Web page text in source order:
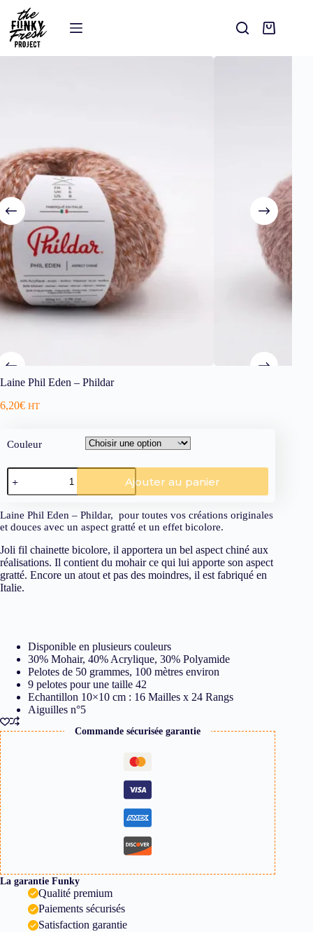
Laine Phil Eden – Phildar
6,20€ HT
Couleur
Ajouter au panier
Laine Phil Eden – Phildar, pour toutes vos créations originales
et douces avec un aspect gratté et un effet bicolore.
Joli fil chainette bicolore, il apportera un bel aspect chiné aux
réalisations. Il contient du mohair ce qui lui apporte son aspect
gratté. Encore un atout et pas des moindres, il est fabriqué en
Italie.
Disponible en plusieurs couleurs
30% Mohair, 40% Acrylique, 30% Polyamide
Pelotes de 50 grammes, 100 mètres environ
9 pelotes pour une taille 42
Echantillon 10×10 cm : 16 Mailles x 24 Rangs
Aiguilles n°5
Commande sécurisée garantie
La garantie Funky
Qualité premium
Paiements sécurisés
Satisfaction garantie